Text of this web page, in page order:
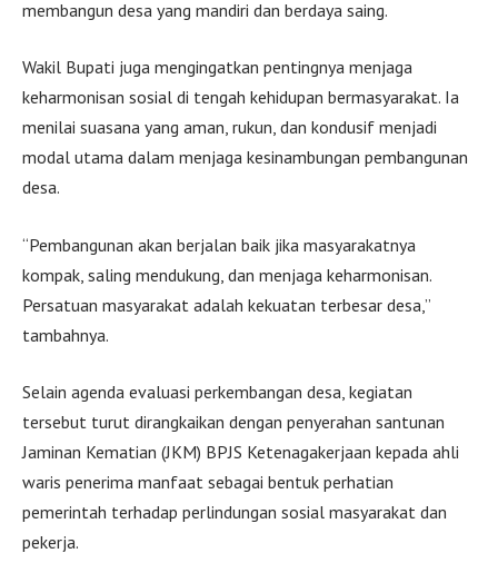
membangun desa yang mandiri dan berdaya saing.
Wakil Bupati juga mengingatkan pentingnya menjaga
keharmonisan sosial di tengah kehidupan bermasyarakat. Ia
menilai suasana yang aman, rukun, dan kondusif menjadi
modal utama dalam menjaga kesinambungan pembangunan
desa.
“Pembangunan akan berjalan baik jika masyarakatnya
kompak, saling mendukung, dan menjaga keharmonisan.
Persatuan masyarakat adalah kekuatan terbesar desa,”
tambahnya.
Selain agenda evaluasi perkembangan desa, kegiatan
tersebut turut dirangkaikan dengan penyerahan santunan
Jaminan Kematian (JKM) BPJS Ketenagakerjaan kepada ahli
waris penerima manfaat sebagai bentuk perhatian
pemerintah terhadap perlindungan sosial masyarakat dan
pekerja.